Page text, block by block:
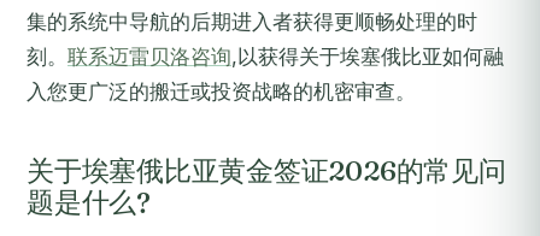
集的系统中导航的后期进入者获得更顺畅处理的时
刻。 联系迈雷贝洛咨询,以获得关于埃塞俄比亚如何融
入您更广泛的搬迁或投资战略的机密审查。
关于埃塞俄比亚黄金签证2026的常见问
题是什么?